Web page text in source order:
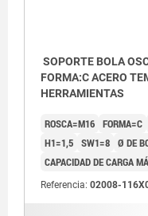
SOPORTE BOLA OSCILANTE CON JUNTA TÓRICA,
FORMA:C ACERO
HERRAMIENTAS
ROSCA=M16 FORMA=C
H1=1,5 SW1=8 Ø DE
CAPACIDAD DE CARGA
Referencia: 02008-